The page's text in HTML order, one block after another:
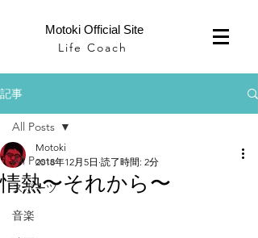
Motoki Official Site
Life Coach
記事
All Posts
スポーツ
音楽
All Posts
情熱〜それから〜
Motoki
2018年12月5日 読了時間: 2分